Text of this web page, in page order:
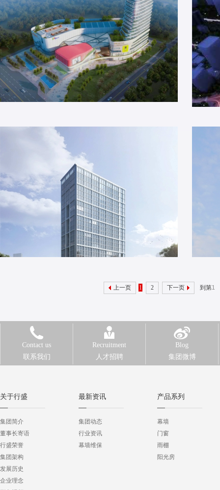
上一页 1 2 下一页 到第
Contact us
联系我们
Recruitment
人才招聘
Blog
集团微博
关于行盛
集团简介
董事长寄语
行盛荣誉
集团架构
发展历史
企业理念
最新资讯
集团动态
行业资讯
幕墙维保
产品系列
幕墙
门窗
雨棚
阳光房